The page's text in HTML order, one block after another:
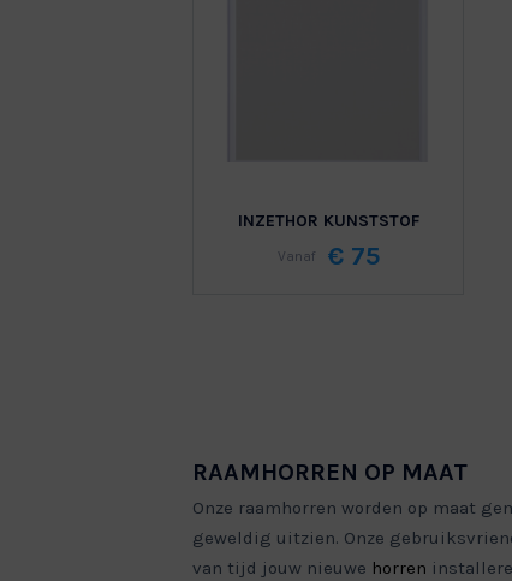
INZETHOR KUNSTSTOF
Vanaf € 75
RAAMHORREN OP MAAT
Onze raamhorren worden op maat
geweldig uitzien. Onze
van tijd jouw nieuwe horren